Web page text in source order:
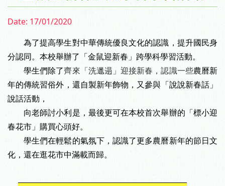
Date: 17/01/2020
為了提高學生對中華傳統優良文化的認識，提升國民身
分認同。本校舉辦了「金鼠迎新春」跨學科學習活動。
學生們除了齊來「洗邋遢」迎接新春，認識一些農曆新
年的傳統習俗外，還自製新年飾物，又參與 「說說新春話」
說話活動，
向老師討小利是，最後更可在本校首次舉辦的「標小迎
春花市」購買心頭好。
學生們在輕鬆的氣氛下，認識了更多農曆新年的節日文
化，還在逛花市中滿載而歸。